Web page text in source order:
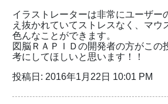
イラストレーターは非常にユーザー
え抜かれていてストレスなく、マウ
色んなことができます。
図脳ＲＡＰＩＤの開発者の方がこの
考にしてほしいと思います！！
投稿日: 2016年1月22日 10:01 PM